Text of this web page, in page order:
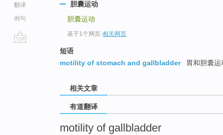
翻译
例句
胆囊运动
胆囊运动
基于1个网页-相关网页
短语
motility of stomach and gallbladder
胃和胆囊运
相关文章
有道翻译
motility of gallbladder